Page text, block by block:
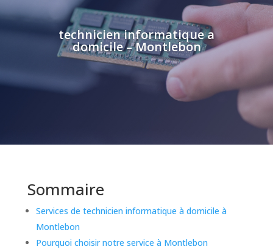
technicien informatique a
domicile – Montlebon
Sommaire
Services de technicien informatique à domicile à
Montlebon
Pourquoi choisir notre service à Montlebon